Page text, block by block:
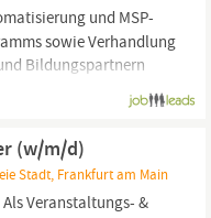
und MSP-
sowie Verhandlung
Bildungspartnern
Content-Erstellern
Schulungslogistik
Plattform...
(w/m/d)
Stadt, Frankfurt am Main
Als Veranstaltungs- &